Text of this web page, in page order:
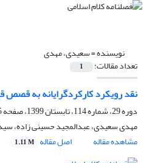
نویسنده =سعیدی، مهدی
تعداد مقالات: 1
نقد رویکرد کارکردگرایانه به قصص
دوره 29، شماره 114، تابستان 1399، صفحه
مهدی سعیدی، عبدالمجید حسینی زاده،
مشاهده مقاله
اصل مقاله 1.11 M